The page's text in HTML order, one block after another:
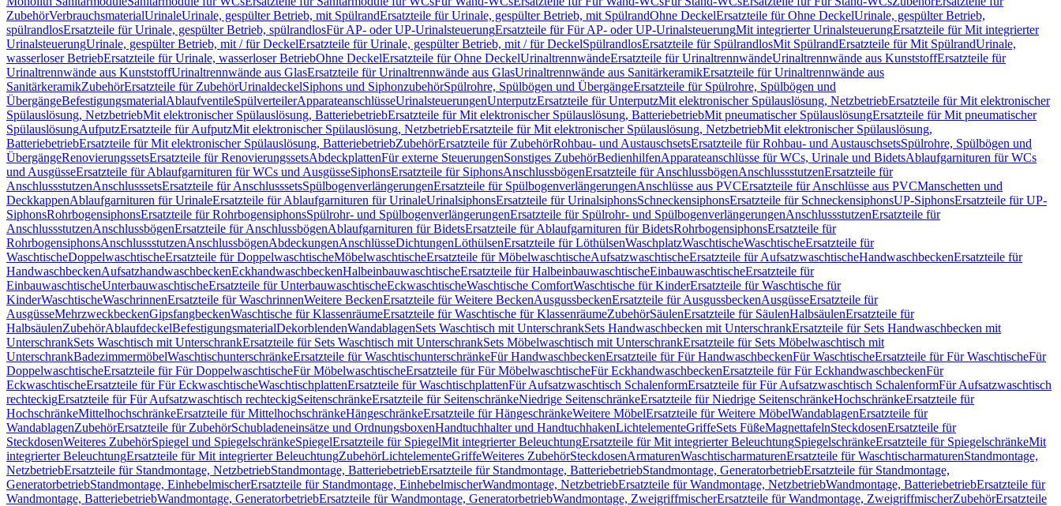
ZubehörVerbrauchsmaterialUrinaleUrinale, gespülter Betrieb, mit SpülrandErsatzteile für Urinale, gespülter Betrieb, mit SpülrandOhne DeckelErsatzteile für Ohne DeckelUrinale, gespülter Betrieb,
spülrandlosErsatzteile für Urinale, gespülter Betrieb, spülrandlosFür AP- oder UP-UrinalsteuerungErsatzteile für Für AP- oder UP-UrinalsteuerungMit integrierter UrinalsteuerungErsatzteile für Mit integrierter
UrinalsteuerungUrinale, gespülter Betrieb, mit / für DeckelErsatzteile für Urinale, gespülter Betrieb, mit / für DeckelSpülrandlosErsatzteile für SpülrandlosMit SpülrandErsatzteile für Mit SpülrandUrinale,
wasserloser BetriebErsatzteile für Urinale, wasserloser BetriebOhne DeckelErsatzteile für Ohne DeckelUrinaltrennwändeErsatzteile für UrinaltrennwändeUrinaltrennwände aus KunststoffErsatzteile für
Urinaltrennwände aus KunststoffUrinaltrennwände aus GlasErsatzteile für Urinaltrennwände aus GlasUrinaltrennwände aus SanitärkeramikErsatzteile für Urinaltrennwände aus
SanitärkeramikZubehörErsatzteile für ZubehörUrinaldeckelSiphons und SiphonzubehörSpülrohre, Spülbögen und ÜbergängeErsatzteile für Spülrohre, Spülbögen und
ÜbergängeBefestigungsmaterialAblaufventileSpülverteilerApparateanschlüsseUrinalsteuerungenUnterputzErsatzteile für UnterputzMit elektronischer Spülauslösung, NetzbetriebErsatzteile für Mit elektronischer
Spülauslösung, NetzbetriebMit elektronischer Spülauslösung, BatteriebetriebErsatzteile für Mit elektronischer Spülauslösung, BatteriebetriebMit pneumatischer SpülauslösungErsatzteile für Mit pneumatischer
SpülauslösungAufputzErsatzteile für AufputzMit elektronischer Spülauslösung, NetzbetriebErsatzteile für Mit elektronischer Spülauslösung, NetzbetriebMit elektronischer Spülauslösung,
BatteriebetriebErsatzteile für Mit elektronischer Spülauslösung, BatteriebetriebZubehörErsatzteile für ZubehörRohbau- und AustauschsetsErsatzteile für Rohbau- und AustauschsetsSpülrohre, Spülbögen und
ÜbergängeRenovierungssetsErsatzteile für RenovierungssetsAbdeckplattenFür externe SteuerungenSonstiges ZubehörBedienhilfenApparateanschlüsse für WCs, Urinale und BidetsAblaufgarnituren für WCs
und AusgüsseErsatzteile für Ablaufgarnituren für WCs und AusgüsseSiphonsErsatzteile für SiphonsAnschlussbögenErsatzteile für AnschlussbögenAnschlussstutzenErsatzteile für
AnschlussstutzenAnschlusssetsErsatzteile für AnschlusssetsSpülbogenverlängerungenErsatzteile für SpülbogenverlängerungenAnschlüsse aus PVCErsatzteile für Anschlüsse aus PVCManschetten und
DeckkappenAblaufgarnituren für UrinaleErsatzteile für Ablaufgarnituren für UrinaleUrinalsiphonsErsatzteile für UrinalsiphonsSchneckensiphonsErsatzteile für SchneckensiphonsUP-SiphonsErsatzteile für UP-
SiphonsRohrbogensiphonsErsatzteile für RohrbogensiphonsSpülrohr- und SpülbogenverlängerungenErsatzteile für Spülrohr- und SpülbogenverlängerungenAnschlussstutzenErsatzteile für
AnschlussstutzenAnschlussbögenErsatzteile für AnschlussbögenAblaufgarnituren für BidetsErsatzteile für Ablaufgarnituren für BidetsRohrbogensiphonsErsatzteile für
RohrbogensiphonsAnschlussstutzenAnschlussbögenAbdeckungenAnschlüsseDichtungenLöthülsenErsatzteile für LöthülsenWaschplatzWaschtischeWaschtischeErsatzteile für
WaschtischeDoppelwaschtischeErsatzteile für DoppelwaschtischeMöbelwaschtischeErsatzteile für MöbelwaschtischeAufsatzwaschtischeErsatzteile für AufsatzwaschtischeHandwaschbeckenErsatzteile für
HandwaschbeckenAufsatzhandwaschbeckenEckhandwaschbeckenHalbeinbauwaschtischeErsatzteile für HalbeinbauwaschtischeEinbauwaschtischeErsatzteile für
EinbauwaschtischeUnterbauwaschtischeErsatzteile für UnterbauwaschtischeEckwaschtischeWaschtische ComfortWaschtische für KinderErsatzteile für Waschtische für
KinderWaschtischeWaschrinnenErsatzteile für WaschrinnenWeitere BeckenErsatzteile für Weitere BeckenAusgussbeckenErsatzteile für AusgussbeckenAusgüsseErsatzteile für
AusgüsseMehrzweckbeckenGipsfangbeckenWaschtische für KlassenräumeErsatzteile für Waschtische für KlassenräumeZubehörSäulenErsatzteile für SäulenHalbsäulenErsatzteile für
HalbsäulenZubehörAblaufdeckelBefestigungsmaterialDekorblendenWandablagenSets Waschtisch mit UnterschrankSets Handwaschbecken mit UnterschrankErsatzteile für Sets Handwaschbecken mit
UnterschrankSets Waschtisch mit UnterschrankErsatzteile für Sets Waschtisch mit UnterschrankSets Möbelwaschtisch mit UnterschrankErsatzteile für Sets Möbelwaschtisch mit
UnterschrankBadezimmermöbelWaschtischunterschränkeErsatzteile für WaschtischunterschränkeFür HandwaschbeckenErsatzteile für Für HandwaschbeckenFür WaschtischeErsatzteile für Für WaschtischeFür
DoppelwaschtischeErsatzteile für Für DoppelwaschtischeFür MöbelwaschtischeErsatzteile für Für MöbelwaschtischeFür EckhandwaschbeckenErsatzteile für Für EckhandwaschbeckenFür
EckwaschtischeErsatzteile für Für EckwaschtischeWaschtischplattenErsatzteile für WaschtischplattenFür Aufsatzwaschtisch SchalenformErsatzteile für Für Aufsatzwaschtisch SchalenformFür Aufsatzwaschtisch
rechteckigErsatzteile für Für Aufsatzwaschtisch rechteckigSeitenschränkeErsatzteile für SeitenschränkeNiedrige SeitenschränkeErsatzteile für Niedrige SeitenschränkeHochschränkeErsatzteile für
HochschränkeMittelhochschränkeErsatzteile für MittelhochschränkeHängeschränkeErsatzteile für HängeschränkeWeitere MöbelErsatzteile für Weitere MöbelWandablagenErsatzteile für
WandablagenZubehörErsatzteile für ZubehörSchubladeneinsätze und OrdnungsboxenHandtuchhalter und HandtuchhakenLichtelementeGriffeSets FüßeMagnettafelnSteckdosenErsatzteile für
SteckdosenWeiteres ZubehörSpiegel und SpiegelschränkeSpiegelErsatzteile für SpiegelMit integrierter BeleuchtungErsatzteile für Mit integrierter BeleuchtungSpiegelschränkeErsatzteile für SpiegelschränkeMit
integrierter BeleuchtungErsatzteile für Mit integrierter BeleuchtungZubehörLichtelementeGriffeWeiteres ZubehörSteckdosenArmaturenWaschtischarmaturenErsatzteile für WaschtischarmaturenStandmontage,
NetzbetriebErsatzteile für Standmontage, NetzbetriebStandmontage, BatteriebetriebErsatzteile für Standmontage, BatteriebetriebStandmontage, GeneratorbetriebErsatzteile für Standmontage,
GeneratorbetriebStandmontage, EinhebelmischerErsatzteile für Standmontage, EinhebelmischerWandmontage, NetzbetriebErsatzteile für Wandmontage, NetzbetriebWandmontage, BatteriebetriebErsatzteile für
Wandmontage, BatteriebetriebWandmontage, GeneratorbetriebErsatzteile für Wandmontage, GeneratorbetriebWandmontage, ZweigriffmischerErsatzteile für Wandmontage, ZweigriffmischerZubehörErsatzteile